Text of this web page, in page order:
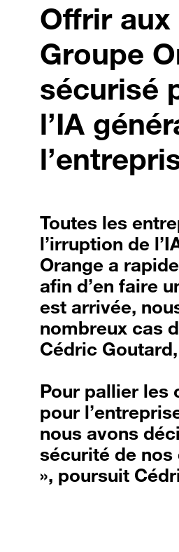
Offrir
Groupe
sécurisé
l’IA
Toutes les
l’irruption de
Orange a
afin d’en faire
est arrivée,
nombreux cas
Cédric
Pour pallier les
pour
nous avons
sécurité de nos
», poursuit